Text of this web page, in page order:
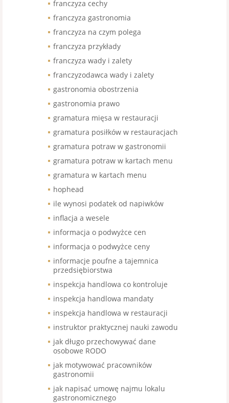
franczyza cechy
franczyza gastronomia
franczyza na czym polega
franczyza przykłady
franczyza wady i zalety
franczyzodawca wady i zalety
gastronomia obostrzenia
gastronomia prawo
gramatura mięsa w restauracji
gramatura posiłków w restauracjach
gramatura potraw w gastronomii
gramatura potraw w kartach menu
gramatura w kartach menu
hophead
ile wynosi podatek od napiwków
inflacja a wesele
informacja o podwyżce cen
informacja o podwyżce ceny
informacje poufne a tajemnica
przedsiębiorstwa
inspekcja handlowa co kontroluje
inspekcja handlowa mandaty
inspekcja handlowa w restauracji
instruktor praktycznej nauki zawodu
jak długo przechowywać dane
osobowe RODO
jak motywować pracowników
gastronomii
jak napisać umowę najmu lokalu
gastronomicznego